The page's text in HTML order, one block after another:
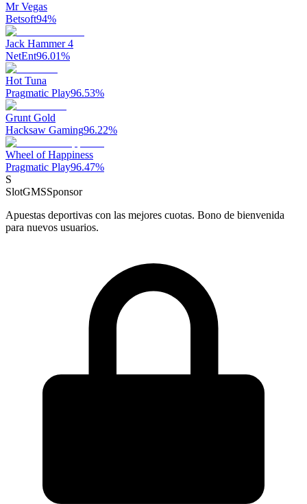
Mr Vegas
Betsoft94%
Jack Hammer 4
NetEnt96.01%
Hot Tuna
Pragmatic Play96.53%
Grunt Gold
Hacksaw Gaming96.22%
Wheel of Happiness
Pragmatic Play96.47%
S
SlotGMSSponsor
Apuestas deportivas con las mejores cuotas. Bono de bienvenida
para nuevos usuarios.